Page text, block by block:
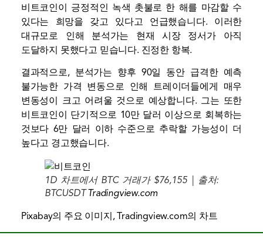
비트코인이 긍정적인 녹색 촛불로 한 해를 마감할 수
있다는 희망을 갖고 있다고 언급했습니다. 이러한
대규모로 인해 분석가는 현재 시장 정서가 아직
도달하지 못했다고 믿습니다. 진정한 항복.
결과적으로, 분석가는 향후 90일 동안 급격한 예측
불가능한 가격 변동으로 인해 트레이더들에게 매우
변동성이 크고 어려울 것으로 예상합니다. 그는 또한
비트코인이 단기적으로 10만 달러 이상으로 회복하는
것보다 6만 달러 이하 수준으로 추락할 가능성이 더
높다고 경고했습니다.
1D 차트에서 BTC 거래가 $76,155 | 출처:
BTCUSDTTradingview.com
Pixabay의 주요 이미지, Tradingview.com의 차트